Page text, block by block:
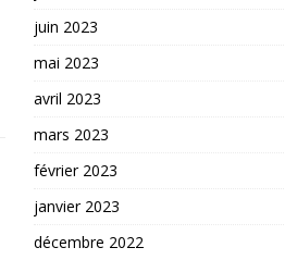
juin 2023
mai 2023
avril 2023
mars 2023
février 2023
janvier 2023
décembre 2022